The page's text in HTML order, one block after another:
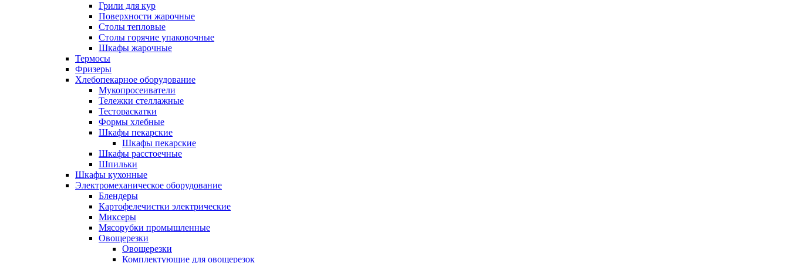
Грили для кур
Поверхности жарочные
Столы тепловые
Столы горячие упаковочные
Шкафы жарочные
Термосы
Фризеры
Хлебопекарное оборудование
Мукопросеиватели
Тележки стеллажные
Тестораскатки
Формы хлебные
Шкафы пекарские
Шкафы пекарские
Шкафы расстоечные
Шпильки
Шкафы кухонные
Электромеханическое оборудование
Блендеры
Картофелечистки электрические
Миксеры
Мясорубки промышленные
Овощерезки
Овощерезки
Комплектующие для овощерезок